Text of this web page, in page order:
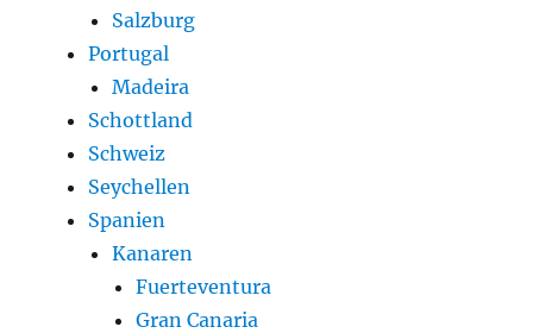
Salzburg
Portugal
Madeira
Schottland
Schweiz
Seychellen
Spanien
Kanaren
Fuerteventura
Gran Canaria